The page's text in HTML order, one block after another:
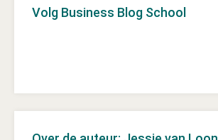
Volg Business Blog School